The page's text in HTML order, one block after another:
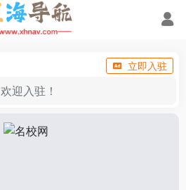
立即入驻
欢迎入驻！